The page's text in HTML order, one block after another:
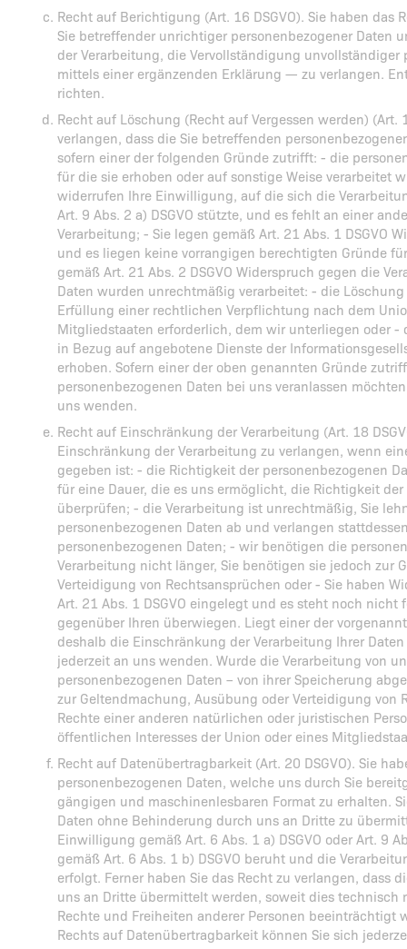
Recht auf Berichtigung (Art. 16 DSGVO). Sie haben
Sie betreffender unrichtiger personenbezogener Daten
der Verarbeitung, die Vervollständigung
mittels einer ergänzenden Erklärung — zu verlangen.
richten.
Recht auf Löschung (Recht auf Vergessen werden) (Art.
verlangen, dass die Sie betreffenden
sofern einer der folgenden Gründe zutrifft: - die
für die sie erhoben oder auf sonstige Weise verarbeitet
widerrufen Ihre Einwilligung, auf die sich die
Art. 9 Abs. 2 a) DSGVO stützte, und es fehlt an einer
Verarbeitung; - Sie legen gemäß Art. 21 Abs. 1 DSGVO
und es liegen keine vorrangigen berechtigten Gründe
gemäß Art. 21 Abs. 2 DSGVO Widerspruch gegen die
Daten wurden unrechtmäßig verarbeitet: - die
Erfüllung einer rechtlichen Verpflichtung nach dem
Mitgliedstaaten erforderlich, dem wir unterliegen oder -
in Bezug auf angebotene Dienste der
erhoben. Sofern einer der oben genannten Gründe
personenbezogenen Daten bei uns veranlassen
uns wenden.
Recht auf Einschränkung der Verarbeitung (Art. 18
Einschränkung der Verarbeitung zu verlangen, wenn
gegeben ist: - die Richtigkeit der personenbezogenen
für eine Dauer, die es uns ermöglicht, die Richtigkeit
überprüfen; - die Verarbeitung ist unrechtmäßig, Sie
personenbezogenen Daten ab und verlangen
personenbezogenen Daten; - wir benötigen die
Verarbeitung nicht länger, Sie benötigen sie jedoch zur
Verteidigung von Rechtsansprüchen oder - Sie haben
Art. 21 Abs. 1 DSGVO eingelegt und es steht noch
gegenüber Ihren überwiegen. Liegt einer der
deshalb die Einschränkung der Verarbeitung Ihrer
jederzeit an uns wenden. Wurde die Verarbeitung von
personenbezogenen Daten – von ihrer Speicherung
zur Geltendmachung, Ausübung oder Verteidigung von
Rechte einer anderen natürlichen oder juristischen
öffentlichen Interesses der Union oder eines
Recht auf Datenübertragbarkeit (Art. 20 DSGVO). Sie
personenbezogenen Daten, welche uns durch Sie
gängigen und maschinenlesbaren Format zu erhalten.
Daten ohne Behinderung durch uns an Dritte zu
Einwilligung gemäß Art. 6 Abs. 1 a) DSGVO oder Art. 9
gemäß Art. 6 Abs. 1 b) DSGVO beruht und die
erfolgt. Ferner haben Sie das Recht zu verlangen, dass
uns an Dritte übermittelt werden, soweit dies
Rechte und Freiheiten anderer Personen beeinträchtigt
Rechts auf Datenübertragbarkeit können Sie sich